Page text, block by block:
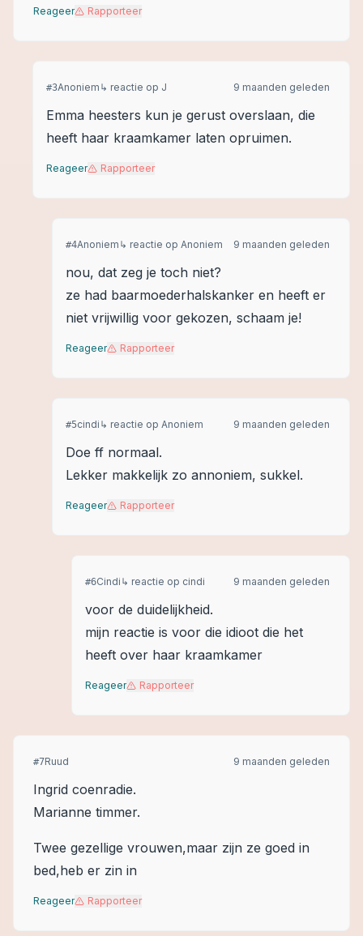
Reageer Rapporteer
#3Anoniem ↳ reactie op J 9 maanden geleden
Emma heesters kun je gerust overslaan, die
heeft haar kraamkamer laten opruimen.
Reageer Rapporteer
#4Anoniem ↳ reactie op Anoniem 9 maanden geleden
nou, dat zeg je toch niet?
ze had baarmoederhalskanker en heeft er
niet vrijwillig voor gekozen, schaam je!
Reageer Rapporteer
#5cindi ↳ reactie op Anoniem 9 maanden geleden
Doe ff normaal.
Lekker makkelijk zo annoniem, sukkel.
Reageer Rapporteer
#6Cindi ↳ reactie op cindi 9 maanden geleden
voor de duidelijkheid.
mijn reactie is voor die idioot die het
heeft over haar kraamkamer
Reageer Rapporteer
#7Ruud 9 maanden geleden
Ingrid coenradie.
Marianne timmer.
Twee gezellige vrouwen,maar zijn ze goed in
bed,heb er zin in
Reageer Rapporteer